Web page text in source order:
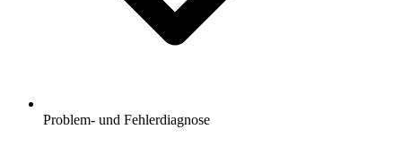
Problem- und Fehlerdiagnose